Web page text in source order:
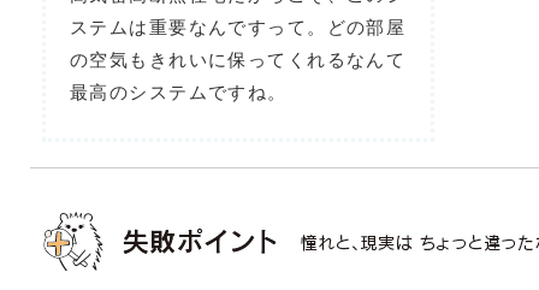
ステムは重要なんですって。どの部屋
の空気もきれいに保ってくれるなんて
最高のシステムですね。